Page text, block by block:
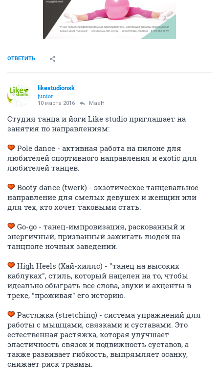
ОТВЕТИТЬ
likestudionsk
junior
10 марта 2016 MaaH
Студия танца и йоги Like studio приглашает на
занятия по направлениям:
Pole dance - активная работа на пилоне для
любителей спортивного направления и exotic для
любителей танцев.
Booty dance (twerk) - экзотическое танцевальное
направление для смелых девушек и женщин или
для тех, кто хочет таковыми стать.
Go-go - танец-импровизация, раскованный и
энергичный, призванный зажигать людей на
танцполе ночных заведений.
High Heels (Хай-хиллс) - "танец на высоких
каблуках", стиль, который нацелен на то, чтобы
идеально обыграть все слова, звуки и акценты в
треке, "проживая" его историю.
Растяжка (stretching) - система упражнений для
работы с мышцами, связками и суставами. Это
естественная растяжка, которая улучшает
эластичность связок и подвижность суставов, а
также развивает гибкость, выпрямляет осанку,
снижает риск травмы.